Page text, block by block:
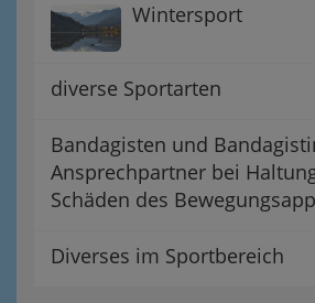
Wintersport
diverse Sportarten
Bandagisten und
Ansprechpartner bei
Schäden des
Diverses im Sportbereich